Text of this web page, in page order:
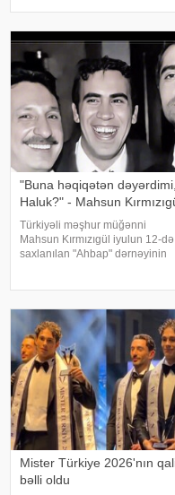
"YouTube" kanalında
müsahibəsində danışıb
"Buna həqiqətən dəyərdimi,
Haluk?" - Mahsun
Türkiyəli məşhur müğənni
Mahsun Kırmızıgül iyulun 12-də
saxlanılan "Ahbap" dərnəyinin
hesabında bir zamanlar ən yaxı
Mister Türkiye 2026'nın
bəlli oldu